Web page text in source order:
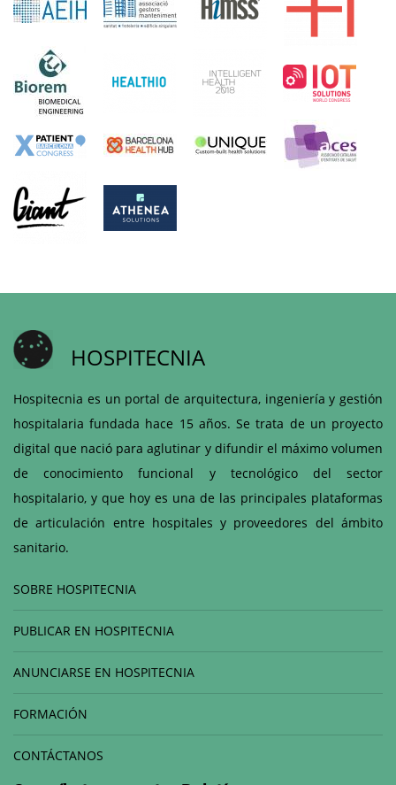
HOSPITECNIA
Hospitecnia es un portal de arquitectura, ingeniería y gestión
hospitalaria fundada hace 15 años. Se trata de un proyecto
digital que nació para aglutinar y difundir el máximo volumen
de conocimiento funcional y tecnológico del sector
hospitalario, y que hoy es una de las principales plataformas
de articulación entre hospitales y proveedores del ámbito
sanitario.
SOBRE HOSPITECNIA
PUBLICAR EN HOSPITECNIA
ANUNCIARSE EN HOSPITECNIA
FORMACIÓN
CONTÁCTANOS